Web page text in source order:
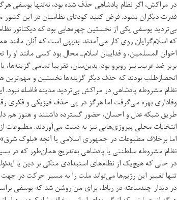
در مراکش، اگر نظام پادشاهی حذف شده بود، نه‌تنها یوسفی
قدرت دیگران بشود. فرض کنید کودتای نظامیان در این
بی‌تردید یوسفی یکی از نخستین چهره‌هایی بود که دیکتاتور
که اسلام‌گرایان روی کار می‌آمدند. بدیهی است که آنان مانند
اخوان المسلمین، و فداییان اسلام‌ـ محال بود کسی مانند او
بربر ضد عرب‌ـ نیز روبرو بود. بدین‌سان، تقریبا تمامی
انحصارطلب بودند که حذف دیگر گزینه‌ها نخستین و مهم‌ترین
نظام مشروطه پادشاهی در مراکش بی‌تردید مدینه فاضله
وفاداری بهره می‌گرفت اما هرگز در پی حذف فیزیکی و فکری
طریق شبکه عدل و احسان، حضور گسترده داشتند و هنوز هم
انتخابات محلی پیروزی‌هایی نیز به دست می‌آوردند. مطبوعات
اما برخلاف مطبوعات در جمهوری اسلامی یا آنچه «بلوک شرق»
نظام مشروطه سلطنتی یا پادشاهی به‌تدریج همان‌طور که در
در حالی که هیچ‌یک از نظام‌های استبدادی متکی بر دین یا
تنها تغییر این رژیم‌ها می‌تواند ملت را به مسیر حرکت در جهت
در دیدار چند‌ساعته در رباط، برای من روشن شد که یوسفی